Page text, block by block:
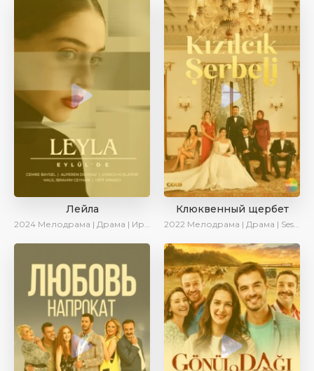
Лейла
2024 Мелодрама | Драма | Ирина Котова | AveTurk | AlisaDirilis | Сериалы 2024
Клюквенный щербет
2022 Мелодрама | Драма | SesDizi